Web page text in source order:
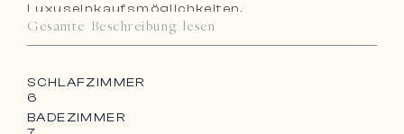
Luxuseinkaufsmöglichkeiten.
Gesamte Beschreibung lesen
SCHLAFZIMMER
6
BADEZIMMER